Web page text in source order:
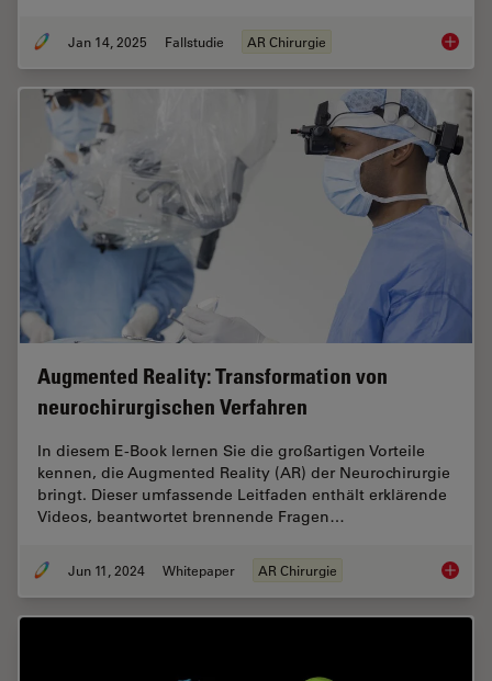
Jan 14, 2025 Fallstudie AR Chirurgie
Augmented Reality: Transformation von
neurochirurgischen Verfahren
In diesem E-Book lernen Sie die großartigen Vorteile
kennen, die Augmented Reality (AR) der Neurochirurgie
bringt. Dieser umfassende Leitfaden enthält erklärende
Videos, beantwortet brennende Fragen…
Jun 11, 2024 Whitepaper AR Chirurgie